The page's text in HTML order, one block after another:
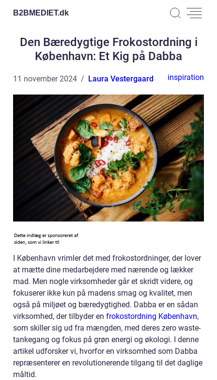
B2BMEDIET.dk
Den Bæredygtige Frokostordning i
København: Et Kig på Dabba
11 november 2024 Laura Vestergaard inspiration
I København vrimler det med frokostordninger, der lover
at mætte dine medarbejdere med nærende og lækker
mad. Men nogle virksomheder går et skridt videre, og
fokuserer ikke kun på madens smag og kvalitet, men
også på miljøet og bæredygtighed. Dabba er en sådan
virksomhed, der tilbyder en frokostordning København,
som skiller sig ud fra mængden, med deres zero waste-
tankegang og fokus på grøn energi og økologi. I denne
artikel udforsker vi, hvorfor en virksomhed som Dabba
repræsenterer en revolutionerende tilgang til det daglige
måltid.